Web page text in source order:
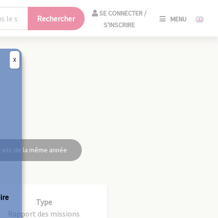
Rechercher
SE CONNECTER /
S'INSCRIRE
MENU
de la même année
Type
Rapport des missions
X